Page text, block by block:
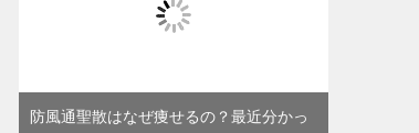
防風通聖散はなぜ痩せるの？最近分かっ